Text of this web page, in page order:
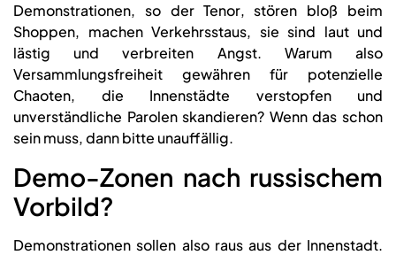
Demonstrationen, so der Tenor, stören bloß beim
Shoppen, machen Verkehrsstaus, sie sind laut und
lästig und verbreiten Angst. Warum also
Versammlungsfreiheit gewähren für potenzielle
Chaoten, die Innenstädte verstopfen und
unverständliche Parolen skandieren? Wenn das schon
sein muss, dann bitte unauffällig.
Demo-Zonen nach russischem
Vorbild?
Demonstrationen sollen also raus aus der Innenstadt.